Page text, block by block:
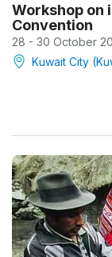
Workshop on
Convention
28 - 30 October
Kuwait City